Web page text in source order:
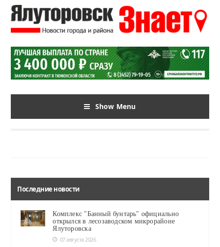
Show Menu
Последние новости
Комплекс "Банный бунтарь" официально
открылся в лесозаводском микрорайоне
Ялуторовска
07 августа 2026